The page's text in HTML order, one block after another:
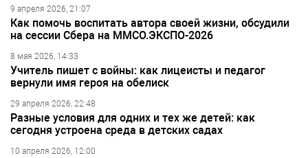
9 апреля 2026, 21:07
Как помочь воспитать автора своей жизни, обсудили
на сессии Сбера на ММСО.ЭКСПО-2026
8 мая 2026, 14:33
Учитель пишет с войны: как лицеисты и педагог
вернули имя героя на обелиск
29 апреля 2026, 22:48
Разные условия для одних и тех же детей: как
сегодня устроена среда в детских садах
10 апреля 2026, 12:00